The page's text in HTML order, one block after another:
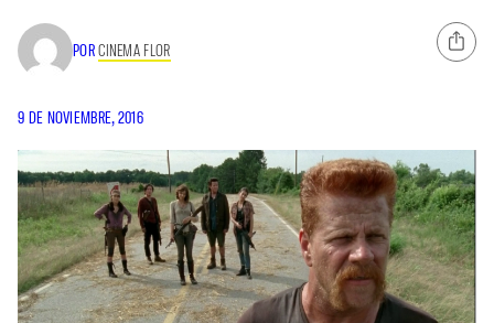
PORCINEMA FLOR
9 DE NOVIEMBRE, 2016